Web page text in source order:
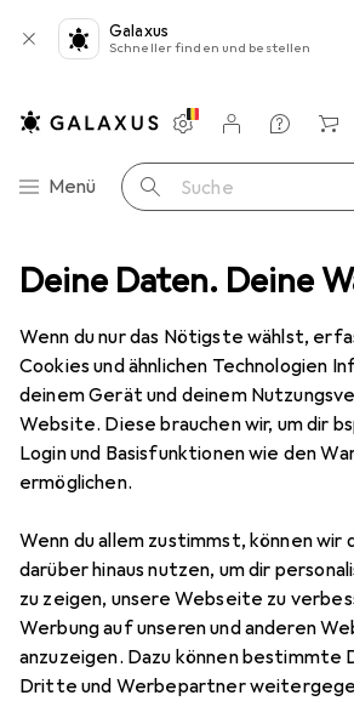
Deine Daten. Deine
Wenn du nur das Nötigste wählst,
Cookies und ähnlichen Technologien
deinem Gerät und deinem
Website. Diese brauchen wir, um dir
Login und Basisfunktionen wie den
ermöglichen.
Wenn du allem zustimmst, können wir
darüber hinaus nutzen, um dir
zu zeigen, unsere Webseite zu
Werbung auf unseren und anderen
anzuzeigen. Dazu können bestimmte
Dritte und Werbepartner
Galaxus
Schneller finden und bestellen
Navigation nach Kategorien
Menü Suche
Einstellungen
Kundenkonto
Vergleichslisten
Merklisten
Warenkorb
Gesamtsortiment Mode Herren
Herren
EntdeckenForum
Meinung